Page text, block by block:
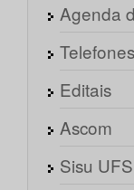
Agenda
Telefones
Editais
Ascom
Sisu UFS